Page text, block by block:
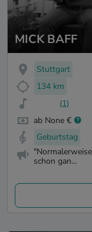
MICK BAFF
Stuttgart
134 km
(1)
ab None €
Geburtstag
schon gan...